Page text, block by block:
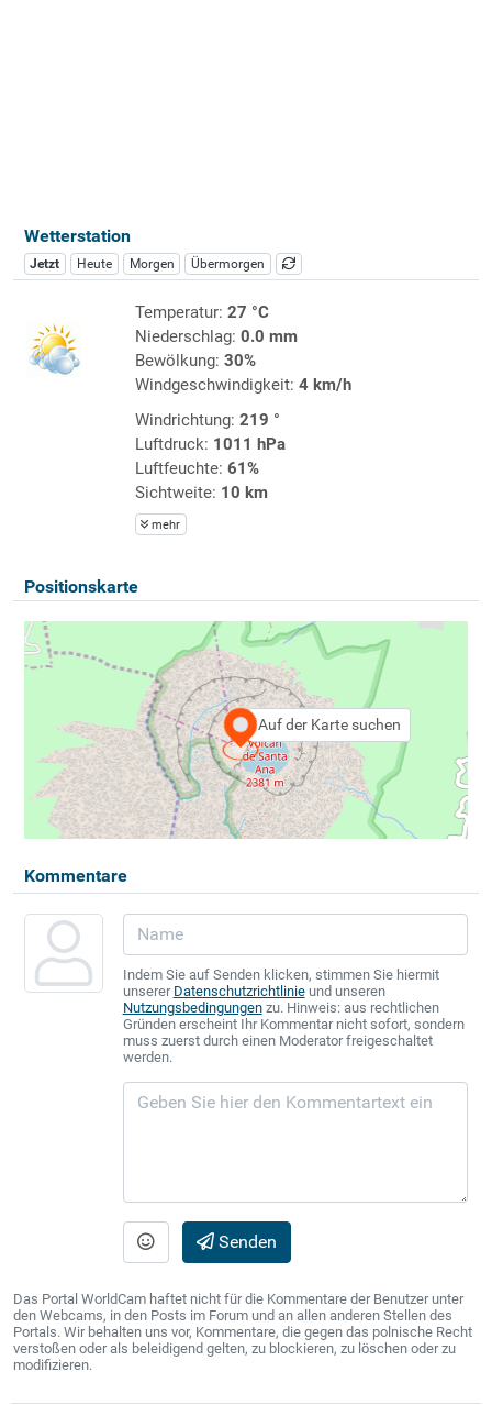
Wetterstation
Jetzt Heute Morgen Übermorgen
Temperatur: 27 °C
Niederschlag: 0.0 mm
Bewölkung: 30%
Windgeschwindigkeit: 4 km/h
Windrichtung: 219 °
Luftdruck: 1011 hPa
Luftfeuchte: 61%
Sichtweite: 10 km
mehr
Positionskarte
Auf der Karte suchen
Kommentare
Indem Sie auf Senden klicken, stimmen Sie hiermit
unserer Datenschutzrichtlinieund unseren
Nutzungsbedingungenzu. Hinweis: aus rechtlichen
Gründen erscheint Ihr Kommentar nicht sofort, sondern
muss zuerst durch einen Moderator freigeschaltet
werden.
Senden
Das Portal WorldCam haftet nicht für die Kommentare der Benutzer unter
den Webcams, in den Posts im Forum und an allen anderen Stellen des
Portals. Wir behalten uns vor, Kommentare, die gegen das polnische Recht
verstoßen oder als beleidigend gelten, zu blockieren, zu löschen oder zu
modifizieren.